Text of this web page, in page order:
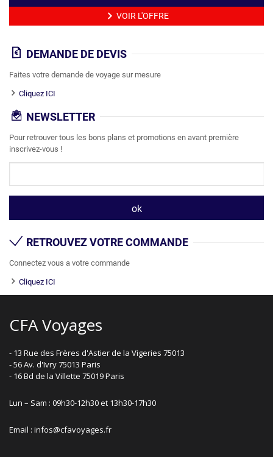
VOIR L'OFFRE
DEMANDE DE DEVIS
Faites votre demande de voyage sur mesure
Cliquez ICI
NEWSLETTER
Pour retrouver tous les bons plans et promotions en avant première
inscrivez-vous !
RETROUVEZ VOTRE COMMANDE
Connectez vous a votre commande
Cliquez ICI
CFA Voyages
- 13 Rue des Frères d'Astier de la Vigeries 75013
- 56 Av. d'Ivry 75013 Paris
- 16 Bd de la Villette 75019 Paris
Lun – Sam : 09h30-12h30 et 13h30-17h30
Email : infos@cfavoyages.fr